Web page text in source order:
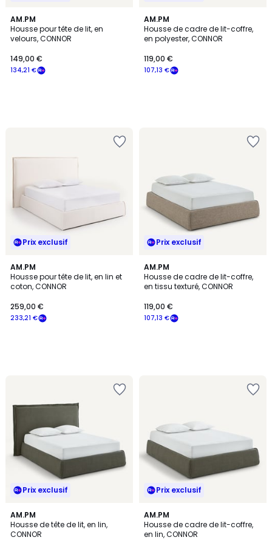
AM.PM
Housse pour tête de lit, en
velours, CONNOR
134,21 €
149,00 €
AM.PM
Housse de cadre de lit-coffre,
en polyester, CONNOR
107,13 €
119,00 €
Prix exclusif
AM.PM
Housse pour tête de lit, en lin et
coton, CONNOR
233,21 €
259,00 €
Prix exclusif
AM.PM
Housse de cadre de lit-coffre,
en tissu texturé, CONNOR
107,13 €
119,00 €
Prix exclusif
AM.PM
Housse de tête de lit, en lin,
CONNOR
Prix exclusif
AM.PM
Housse de cadre de lit-coffre,
en lin, CONNOR